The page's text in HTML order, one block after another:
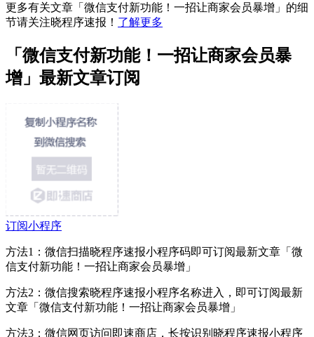
更多有关文章「微信支付新功能！一招让商家会员暴增」的细
节请关注晓程序速报！ 了解更多
「微信支付新功能！一招让商家会员暴
增」最新文章订阅
订阅小程序
方法1：微信扫描晓程序速报小程序码即可订阅最新文章「微
信支付新功能！一招让商家会员暴增」
方法2：微信搜索晓程序速报小程序名称进入，即可订阅最新
文章「微信支付新功能！一招让商家会员暴增」
方法3：微信网页访问即速商店，长按识别晓程序速报小程序